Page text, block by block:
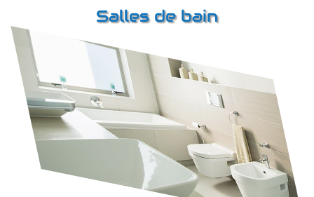
Salles de bain